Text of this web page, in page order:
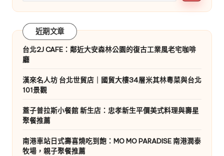
近期文章
台北2J CAFE：鄰近大安森林公園的復古工業風老宅咖啡
廳
漢來名人坊 台北世貿店｜國貿大樓34層米其林粵菜與台北
101景觀
蓋子普拉斯小餐館 新生店：忠孝新生平價美式料理與壽星
聚餐推薦
南港車站日式壽喜燒吃到飽：MO MO PARADISE 南港潤泰
牧場，親子聚餐推薦